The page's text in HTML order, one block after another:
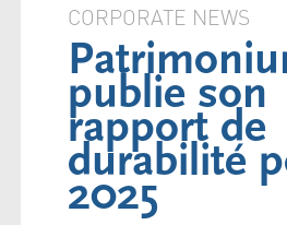
CORPORATE NEWS
publie son
rapport de
durabilité
2025